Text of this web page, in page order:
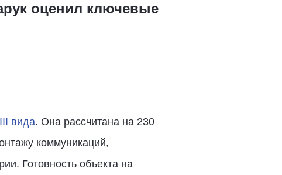
оценил ключевые
вида. Она рассчитана на 230
коммуникаций,
Готовность объекта на